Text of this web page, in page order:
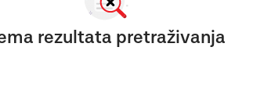
rezultata pretraživanja